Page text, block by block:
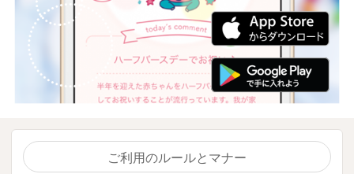
ご利用のルールとマナー